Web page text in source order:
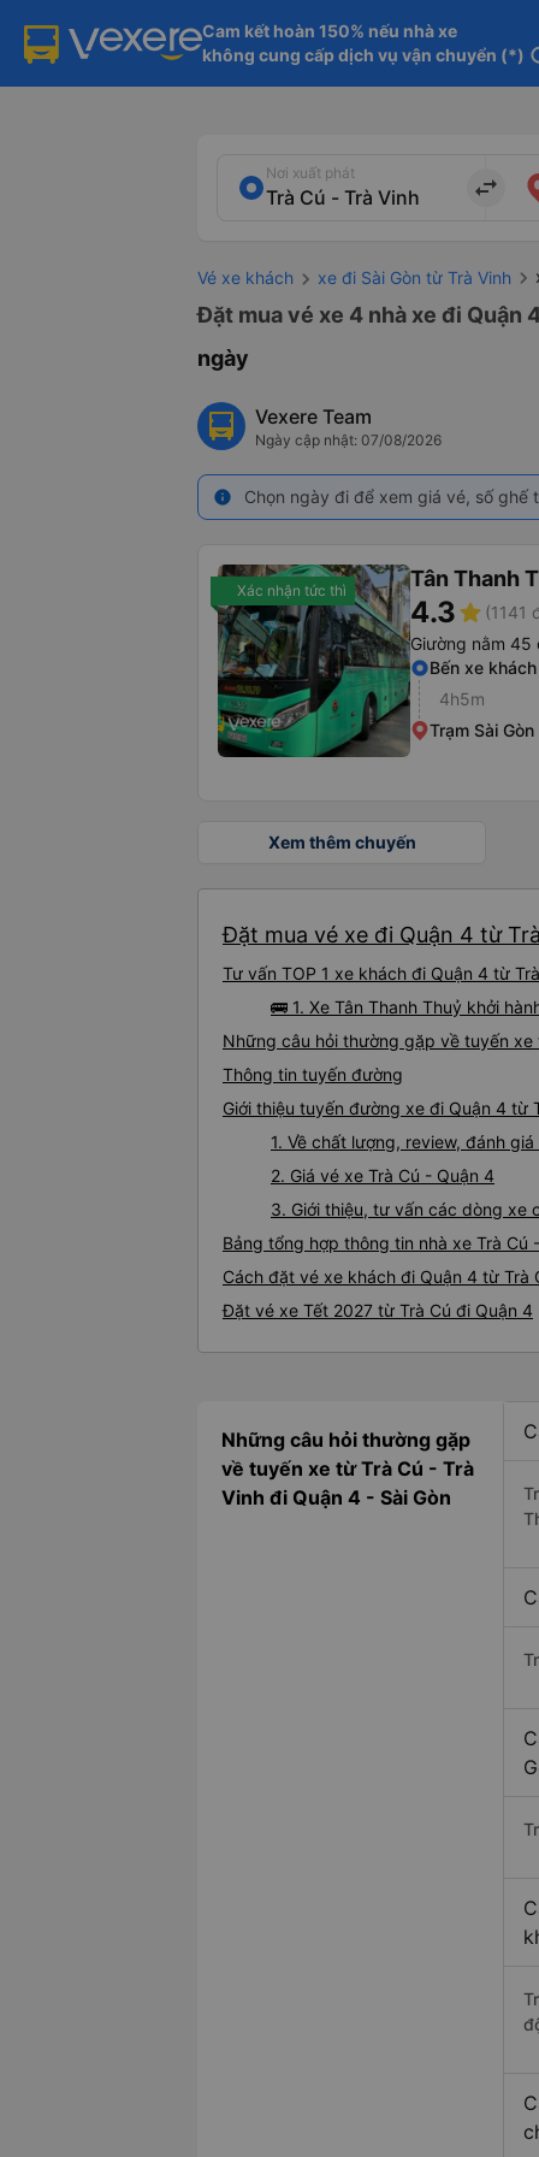
Cam kết hoàn 150% nếu nhà xe
không cung cấp dịch vụ vận chuyển (*)
Nơi xuất phát
import_export
Vé xe khách xe đi Sài Gòn từ Trà Vinh
Đặt mua vé xe 4 nhà xe đi Quận
ngày
Vexere Team
Ngày cập nhật: 07/08/2026
info Chọn ngày đi để xem giá vé, số
Xác nhận tức thì Tân Thanh
4.3star (1141
Giường nằm 45
Bến xe
4h5m
Trạm Sài Gòn
Xem thêm chuyến
Đặt mua vé xe đi Quận 4 từ
Tư vấn TOP 1 xe khách đi Quận 4 từ
🚌 1. Xe Tân Thanh Thuỷ khởi
Những câu hỏi thường gặp về tuyến xe
Thông tin tuyến đường
Giới thiệu tuyến đường xe đi Quận 4 từ
1. Về chất lượng, review, đánh
2. Giá vé xe Trà Cú - Quận 4
3. Giới thiệu, tư vấn các dòng xe
Bảng tổng hợp thông tin nhà xe Trà Cú
Cách đặt vé xe khách đi Quận 4 từ Trà
Đặt vé xe Tết 2027 từ Trà Cú đi Quận 4
Những câu hỏi thường gặp
về tuyến xe từ Trà Cú - Trà
Vinh đi Quận 4 - Sài Gòn